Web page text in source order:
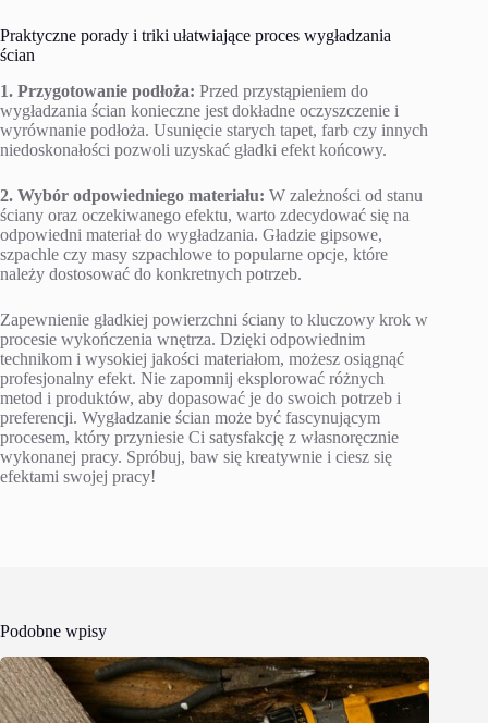
Praktyczne porady i triki ułatwiające proces wygładzania
ścian
1. Przygotowanie podłoża: Przed przystąpieniem do
wygładzania ścian konieczne jest dokładne oczyszczenie i
wyrównanie podłoża. Usunięcie starych tapet, farb czy innych
niedoskonałości pozwoli uzyskać gładki efekt końcowy.
2. Wybór odpowiedniego materiału: W zależności od stanu
ściany oraz oczekiwanego efektu, warto zdecydować się na
odpowiedni materiał do wygładzania. Gładzie gipsowe,
szpachle czy masy szpachlowe to popularne opcje, które
należy dostosować do konkretnych potrzeb.
Zapewnienie gładkiej powierzchni ściany to kluczowy krok w
procesie wykończenia wnętrza. Dzięki odpowiednim
technikom i wysokiej jakości materiałom, możesz osiągnąć
profesjonalny efekt. Nie zapomnij eksplorować różnych
metod i produktów, aby dopasować je do swoich potrzeb i
preferencji. Wygładzanie ścian może być fascynującym
procesem, który przyniesie Ci satysfakcję z własnoręcznie
wykonanej pracy. Spróbuj, baw się kreatywnie i ciesz się
efektami swojej pracy!
Podobne wpisy